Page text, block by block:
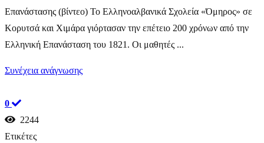
Επανάστασης (βίντεο) Το Ελληνοαλβανικά Σχολεία «Όμηρος» σε
Κορυτσά και Χιμάρα γιόρτασαν την επέτειο 200 χρόνων από την
Ελληνική Επανάσταση του 1821. Οι μαθητές ...
Συνέχεια ανάγνωσης
0
2244
Ετικέτες